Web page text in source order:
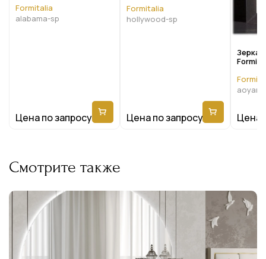
Formitalia
alabama-sp
Цена по запросу
Formitalia
hollywood-sp
Цена по запросу Цена
Смотрите также